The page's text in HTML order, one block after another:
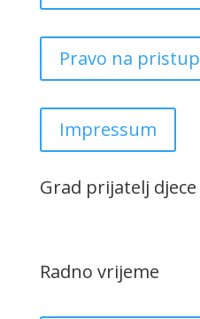
Pravo na pristup
Impressum
Grad prijatelj djece
Radno vrijeme